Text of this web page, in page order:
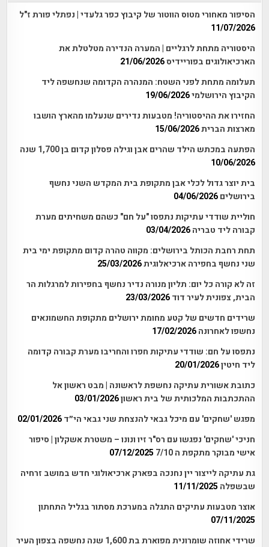
הסיפור מאחורי מטוס הווטור של קיבוץ כפר גלעדי | נפתלי פורת ז"ל
11/07/2026
היסטוריה מתחת לרגליים | המערה הנדירה מטלטלת את
הארכיאולוגים בפוריידיס21/06/2026
תעלומה מתחת לפני השטח: המנהרה הקדומה שנחשפה ליד
הקיבוץ הירושלמי19/06/2026
החזירו את ההיסטוריה! מטבעות נדירים שנעלמו מהארץ הושבו
מארצות הברית15/06/2026
הפתעה במכתש הילד שהרים אבן וגילה פסלון קדום בן 1,700 שנה
10/06/2026
בית יוצר גדול לכלי אבן מתקופת בית המקדש השני נחשף
בירושלים 04/06/2026
חוליית שודדי עתיקות נתפסו "על חם" כשהם משחיתים מערת
קבורה ליד טבריה 03/04/2026
תחת רחבת הכותל בירושלים: מקווה טהרה קדום מתקופת ימי בית
שני נחשף בחפירה ארכיאלוגית25/03/2026
זה לא קורה כל יום: תליון מנורה נדיר נחשף בחפירות למרגלות הר
הבית, צפונית לעיר דוד 23/03/2026
שרידים חדשים של קטע מחומת ירושלים מתקופת החשמונאים
נחשפו לאחרונה 17/02/2026
נתפסו על חם: שודדי עתיקות חפרו והחריבו מערת קבורה קדומה
ליד חיטין20/01/2026
כתובת אשורית עתיקה נחשפת לראשונה | מבט ראשון אל
ההתכתבות המלכותית של בית ראשון03/01/2026
מפגש 'שחקים' עם מיכל גבאי להנצחת שני גבאי הי״ד 02/01/2026
חניכי 'שחקים' נפגשו עם רס"ר זיו ונונו – משטרת אשקלון | סיפור
אישי מבוקר מתקפת ה 7/10
07/12/2025
גת עתיקה לייצור יין נחנכה בפארק ארכיאולוגי חדש במושב זרחיה
שבשפלה 11/11/2025
אוצר מטבעות עתיקים התגלה במערכת מסתור בגליל התחתון
07/11/2025
שרידי אחוזה שומרונית מפוארת בת 1,600 שנה נחשפה בצפון העיר